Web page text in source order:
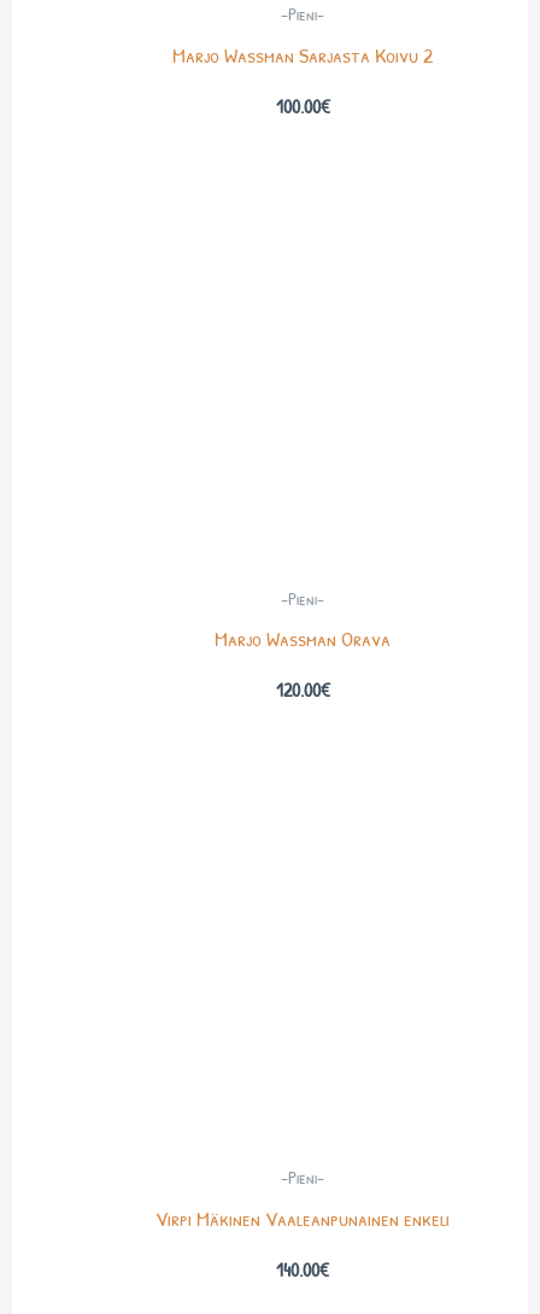
-Pieni-
Marjo Wassman Sarjasta Koivu 2
100.00€
-Pieni-
Marjo Wassman Orava
120.00€
-Pieni-
Virpi Mäkinen Vaaleanpunainen enkeli
140.00€